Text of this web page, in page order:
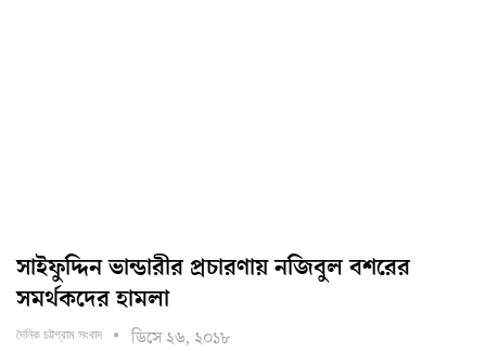
সাইফুদ্দিন ভান্ডারীর প্রচারণায় নজিবুল বশরের
সমর্থকদের হামলা
দৈনিক চট্টগ্রাম সংবাদ ডিসে ২৬, ২০১৮